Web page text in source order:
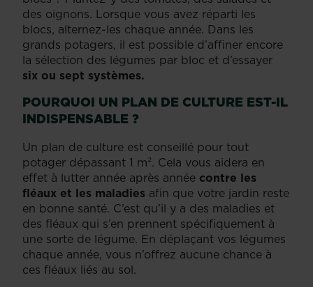
des oignons. Lorsque vous avez réparti les
blocs, alternez-les chaque année. Dans les
grands potagers, il est possible d’affiner encore
la sélection des légumes par bloc et d’essayer
six ou sept systèmes.
POURQUOI UN PLAN DE CULTURE EST-IL
INDISPENSABLE ?
Un plan de culture est conseillé pour tout
potager dépassant 1 m². Cela vous aidera en
effet à lutter année après année contre les
fléaux et les maladies afin que votre jardin reste
en bonne santé. C’est qu’il y a des maladies et
des fléaux qui s’en prennent spécifiquement à
une sorte de légume. En déplaçant vos légumes
chaque année, vous n’offrez aucune chance à
ces fléaux liés au sol.